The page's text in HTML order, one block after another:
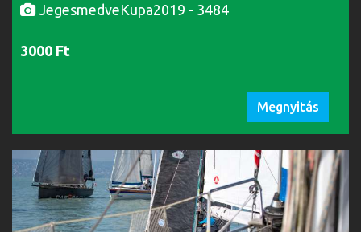
JegesmedveKupa2019 - 3484
3000 Ft
Megnyitás